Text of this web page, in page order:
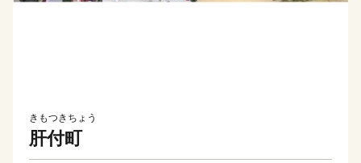
きもつきちょう
肝付町